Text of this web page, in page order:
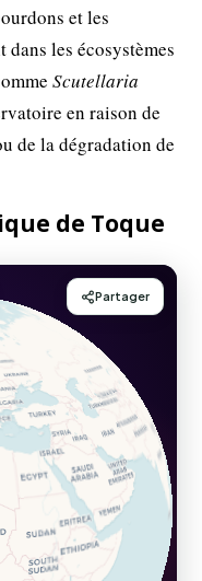
et les
les écosystèmes
Scutellaria
en raison de
de la dégradation de
de Toque